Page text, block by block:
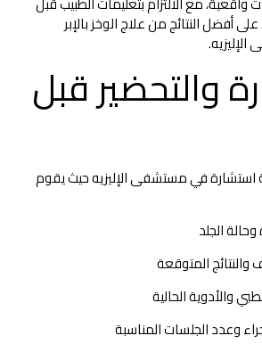
النتائج من علاج الوخز بالإبر
والتحضير قبل
في مستشفى الإليزيه حيث يقوم
الجلد
المتوقعة
الحالية
الجلسات المناسبة